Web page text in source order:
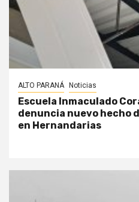
ALTO PARANÁ Noticias
Escuela Inmaculado
denuncia nuevo hecho
en Hernandarias